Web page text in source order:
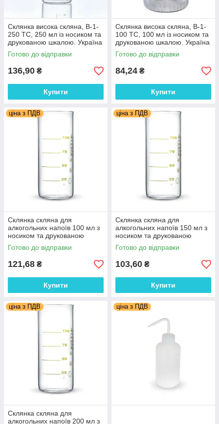
Склянка висока скляна, В-1-
250 ТС, 250 мл із носиком та
друкованою шкалою. Україна
Готово до відправки
136,90 ₴
Купити
Склянка висока скляна, В-1-
100 ТС, 100 мл із носиком та
друкованою шкалою. Україна
Готово до відправки
84,24 ₴
Купити
ціна з ПДВ
Склянка скляна для
алкогольних напоїв 100 мл з
носиком та друкованою
шкалою. Україна
Готово до відправки
121,68 ₴
Купити
ціна з ПДВ
Склянка скляна для
алкогольних напоїв 150 мл з
носиком та друкованою
шкалою. Україна
Готово до відправки
103,60 ₴
Купити
ціна з ПДВ
Склянка скляна для
алкогольних напоїв 200 мл з
ціна з ПДВ